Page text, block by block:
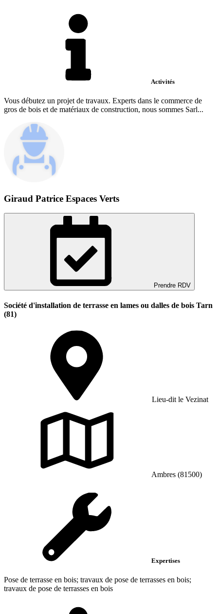
Activités
Vous débutez un projet de travaux. Experts dans le commerce de
gros de bois et de matériaux de construction, nous sommes Sarl...
Giraud Patrice Espaces Verts
Prendre RDV
Société d'installation de terrasse en lames ou dalles de bois Tarn
(81)
Lieu-dit le Vezinat
Ambres (81500)
Expertises
Pose de terrasse en bois; travaux de pose de terrasses en bois;
travaux de pose de terrasses en bois